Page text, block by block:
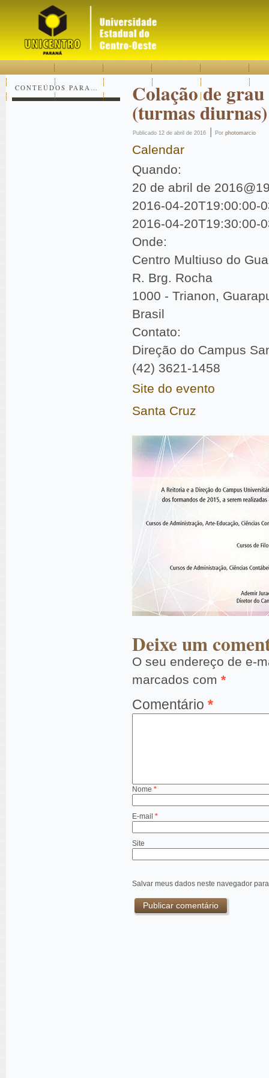
CONTEÚDOS PARA… Colação de
(turmas diurnas)
Publicado 12 de abril de 2016 | Por photomarcio
Calendar
Quando:
20 de abril de
2016-04-20T19:00:00-
2016-04-20T19:30:00-
Onde:
Centro Multiuso do
R. Brg. Rocha
1000 - Trianon,
Brasil
Contato:
Direção do Campus
(42) 3621-1458
Site do evento
Santa Cruz
Deixe um
O seu endereço de e-
marcados com *
Comentário *
Nome *
E-mail *
Site
Salvar meus dados neste navegador